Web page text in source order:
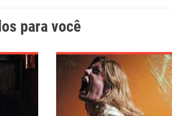
para você